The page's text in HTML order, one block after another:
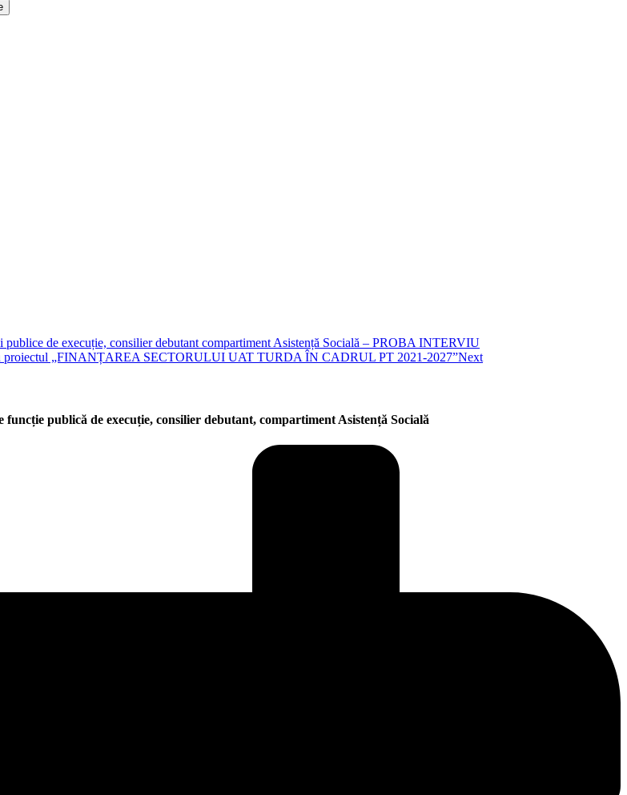
de execuție, consilier debutant compartiment Asistență Socială – PROBA INTERVIU
„FINANȚAREA SECTORULUI UAT TURDA ÎN CADRUL PT 2021-2027”Next
publică de execuție, consilier debutant, compartiment Asistență Socială